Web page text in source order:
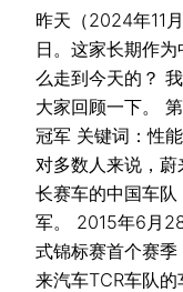
昨天（2024年11
日。这家长期作
么走到今天的？
大家回顾一下。
冠军 关键词：性
对多数人来说，
长赛车的中国车
军。 2015年6月
式锦标赛首个赛
来汽车TCR车队